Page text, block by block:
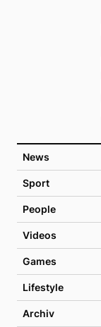
News
Sport
People
Videos
Games
Lifestyle
Archiv